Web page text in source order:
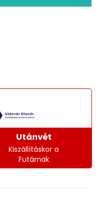
Utánvét
Kiszállításkor a
Futárnak